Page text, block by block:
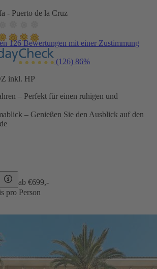
- Puerto de la Cruz
126 Bewertungen mit einer Zustimmung
(126) 86%
inkl. HP
– Perfekt für einen ruhigen und
– Genießen Sie den Ausblick auf den
ab €699,-
pro Person